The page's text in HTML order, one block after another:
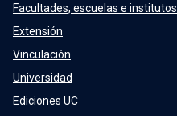
Facultades, escuelas e institutos
Extensión
Vinculación
Universidad
Ediciones UC